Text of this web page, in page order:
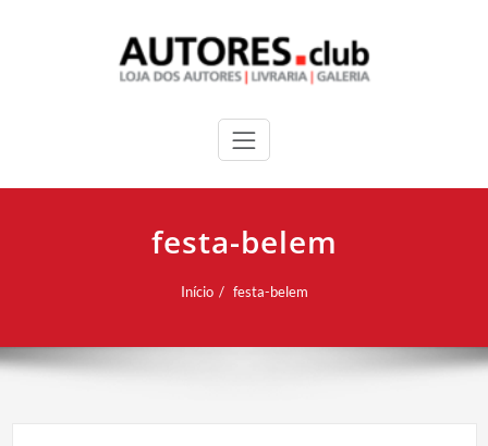
festa-belem
Início festa-belem